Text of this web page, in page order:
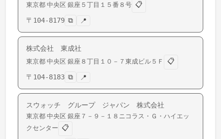
東京都 中央区 銀座 ５丁目１５番８号 📋
〒 104-8179 ⧉ 📍
株式会社 東成社
東京都 中央区 銀座 ８丁目１０－７東成ビル５Ｆ
📋
〒 104-8183 ⧉ 📍
スウォッチ グループ ジャパン 株式会社
東京都 中央区 銀座 ７－９－１８ニコラス・Ｇ・ハイエッ
クセンター 📋